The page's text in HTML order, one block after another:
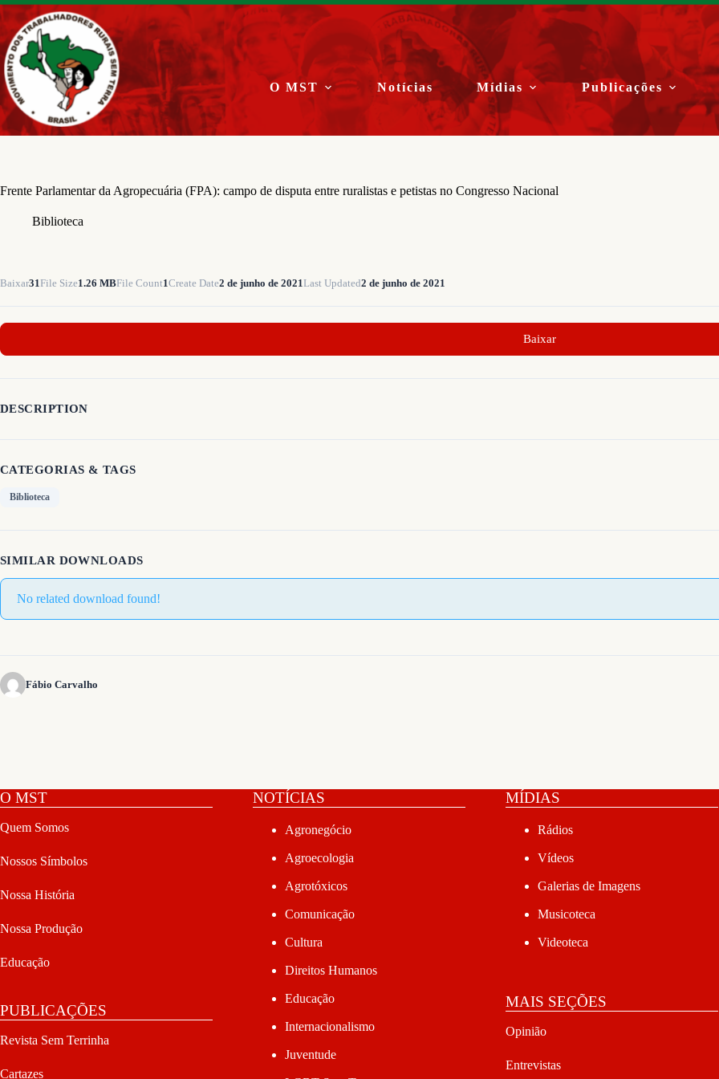
Pular
para
o
conteúdo
O MST Notícias Mídias Publicações
Frente Parlamentar da Agropecuária (FPA): campo de disputa entre ruralistas e petistas no Congresso Nacional
Biblioteca
Baixar31File Size1.26 MBFile Count1Create Date2 de junho de 2021Last Updated2 de junho de 2021
Baixar
DESCRIPTION
CATEGORIAS & TAGS
Biblioteca
SIMILAR DOWNLOADS
No related download found!
Fábio Carvalho
O MST
Quem Somos
Nossos Símbolos
Nossa História
Nossa Produção
Educação
PUBLICAÇÕES
Revista Sem Terrinha
Cartazes
NOTÍCIAS
Agronegócio
Agroecologia
Agrotóxicos
Comunicação
Cultura
Direitos Humanos
Educação
Internacionalismo
Juventude
MÍDIAS
Rádios
Vídeos
Galerias de Imagens
Musicoteca
Videoteca
MAIS SEÇÕES
Opinião
Entrevistas